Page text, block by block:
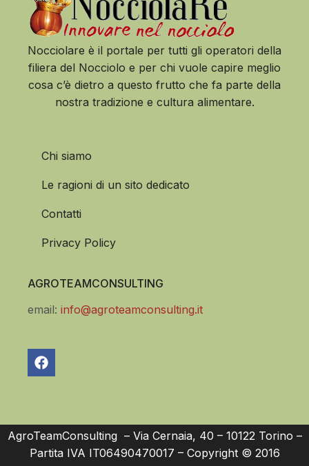
Nocciolare è il portale per tutti gli operatori della
filiera del Nocciolo e per chi vuole capire meglio
cosa c’è dietro a questo frutto che fa parte della
nostra tradizione e cultura alimentare.
Chi siamo
Le ragioni di un sito dedicato
Contatti
Privacy Policy
AGROTEAMCONSULTING
email: info@agroteamconsulting.it
AgroTeamConsulting – Via Cernaia, 40 – 10122 Torino –
Partita IVA IT06490470017 – Copyright © 2016